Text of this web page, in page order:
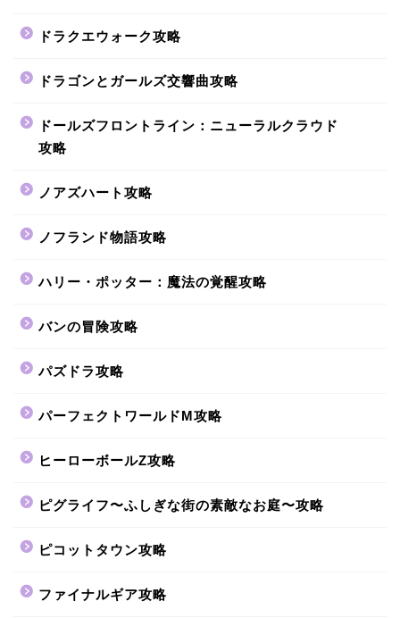
ドラクエウォーク攻略
ドラゴンとガールズ交響曲攻略
ドールズフロントライン：ニューラルクラウド
攻略
ノアズハート攻略
ノフランド物語攻略
ハリー・ポッター：魔法の覚醒攻略
バンの冒険攻略
パズドラ攻略
パーフェクトワールドM攻略
ヒーローボールZ攻略
ピグライフ〜ふしぎな街の素敵なお庭〜攻略
ピコットタウン攻略
ファイナルギア攻略